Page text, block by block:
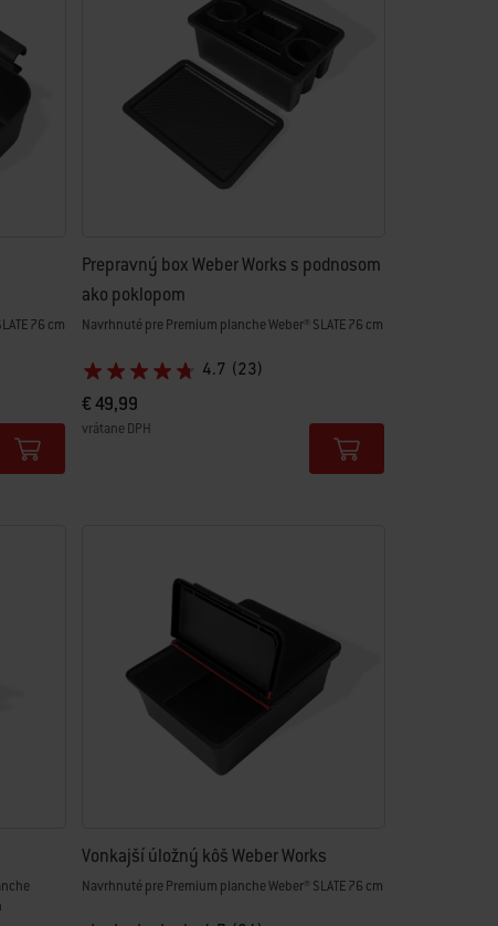
76 cm
Prepravný box Weber Works s podnosom
ako poklopom
Navrhnuté pre Premium planche Weber® SLATE 76 cm
4.7 (23)
€ 49,99
vrátane DPH
Vonkajší úložný kôš Weber Works
Navrhnuté pre Premium planche Weber® SLATE 76 cm